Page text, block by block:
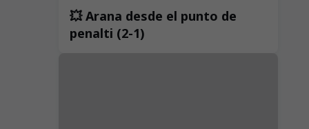
💥 Arana desde el punto de
penalti (2-1)